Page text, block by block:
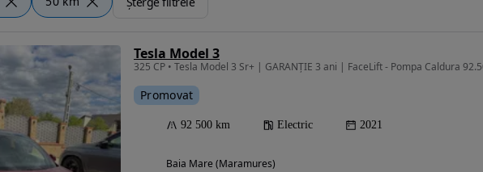
Tesla Model 3
325 CP • Tesla Model 3 Sr+ | GARANȚIE 3 ani | FaceLift - Pompa Caldura
Promovat
92 500 km Electric 2021
Baia Mare (Maramures)